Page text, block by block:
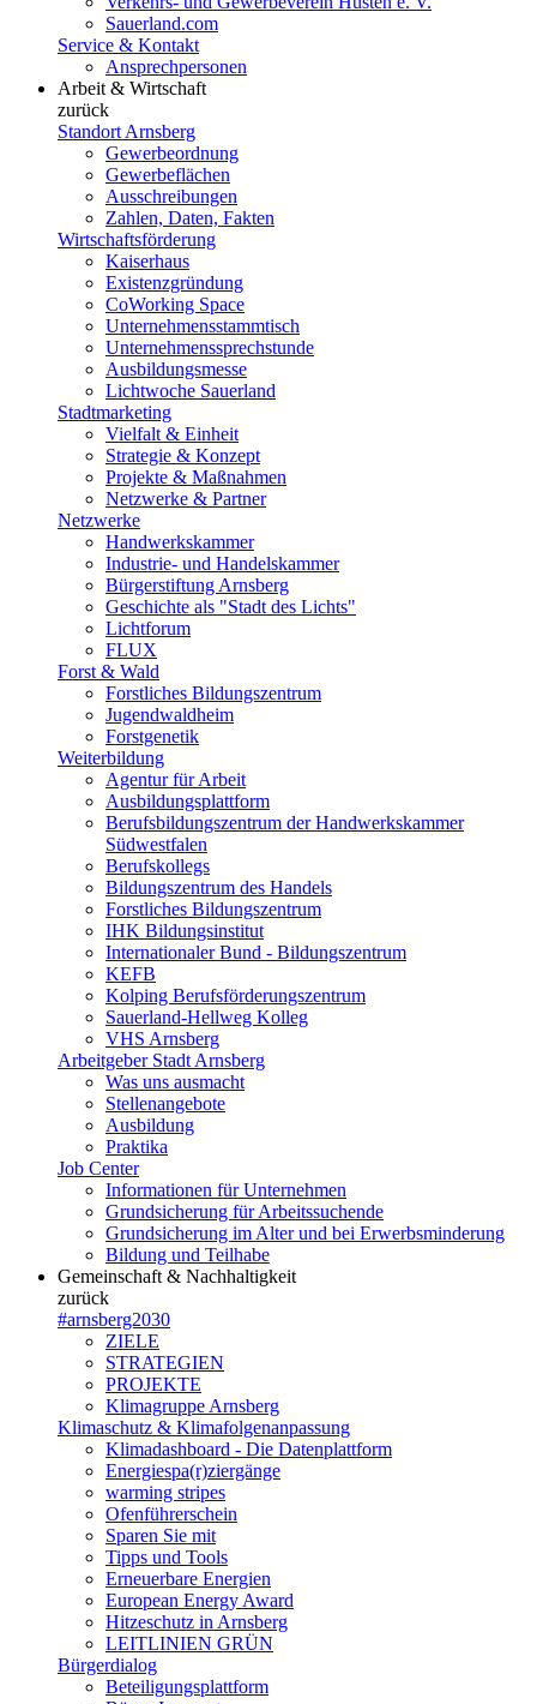
Sauerland.com
Service & Kontakt
Ansprechpersonen
Arbeit & Wirtschaft
zurück
Standort Arnsberg
Gewerbeordnung
Gewerbeflächen
Ausschreibungen
Zahlen, Daten, Fakten
Wirtschaftsförderung
Kaiserhaus
Existenzgründung
CoWorking Space
Unternehmensstammtisch
Unternehmenssprechstunde
Ausbildungsmesse
Lichtwoche Sauerland
Stadtmarketing
Vielfalt & Einheit
Strategie & Konzept
Projekte & Maßnahmen
Netzwerke & Partner
Netzwerke
Handwerkskammer
Industrie- und Handelskammer
Bürgerstiftung Arnsberg
Geschichte als "Stadt des Lichts"
Lichtforum
FLUX
Forst & Wald
Forstliches Bildungszentrum
Jugendwaldheim
Forstgenetik
Weiterbildung
Agentur für Arbeit
Ausbildungsplattform
Berufsbildungszentrum der Handwerkskammer
Südwestfalen
Berufskollegs
Bildungszentrum des Handels
Forstliches Bildungszentrum
IHK Bildungsinstitut
Internationaler Bund - Bildungszentrum
KEFB
Kolping Berufsförderungszentrum
Sauerland-Hellweg Kolleg
VHS Arnsberg
Arbeitgeber Stadt Arnsberg
Was uns ausmacht
Stellenangebote
Ausbildung
Praktika
Job Center
Informationen für Unternehmen
Grundsicherung für Arbeitssuchende
Grundsicherung im Alter und bei Erwerbsminderung
Bildung und Teilhabe
Gemeinschaft & Nachhaltigkeit
zurück
#arnsberg2030
ZIELE
STRATEGIEN
PROJEKTE
Klimagruppe Arnsberg
Klimaschutz & Klimafolgenanpassung
Klimadashboard - Die Datenplattform
Energiespa(r)ziergänge
warming stripes
Ofenführerschein
Sparen Sie mit
Tipps und Tools
Erneuerbare Energien
European Energy Award
Hitzeschutz in Arnsberg
LEITLINIEN GRÜN
Bürgerdialog
Beteiligungsplattform